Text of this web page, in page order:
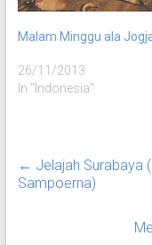
mengunjungi salah satu
Jawa…
Malam Minggu ala
26/11/2013
In "Indonesia"
← Jelajah Surabaya
Sampoerna)